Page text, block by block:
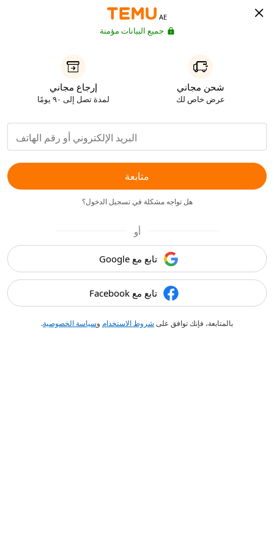
AE
جميع البيانات مؤمنة
شحن مجاني
عرض خاص لك
إرجاع مجاني
لمدة تصل إلى ٩٠ يومًا
متابعة
هل تواجه مشكلة في تسجيل الدخول؟
أو
تابع مع Google
تابع مع Facebook
بالمتابعة، فإنك توافق على شروط الاستخدام وسياسة الخصوصية.